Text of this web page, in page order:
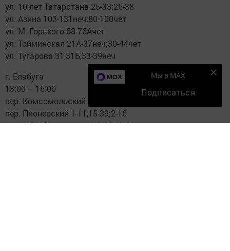
ул. 10 лет Татарстана 25-33;26-38
ул. Азина 103-131неч;80-100чет
ул. М. Горького 68-76Ачет
ул. Тойминская 21А-37неч;30-44чет
ул. Тугарова 31,31Б,33-39неч
г. Елабуга
13:00 – 16:00
пер. Комсомольский 1-56
пер. Пионерский 1-11,15-39;2-16
шос. Наб.Челнинское 2В,10,14,16
Мы в MAX
Подписаться